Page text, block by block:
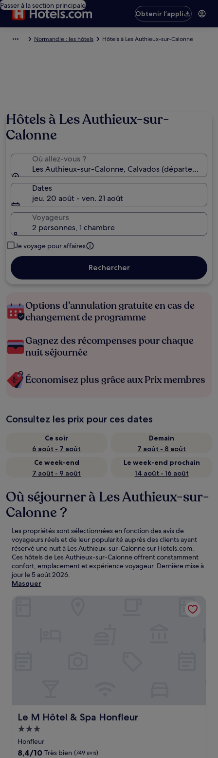
Passer à la section principale
Obtenir l’appli
Normandie : les hôtels Hôtels à Les Authieux-sur-Calonne
Hôtels à Les Authieux-sur-
Calonne
Où allez-vous ?
Les Authieux-sur-Calonne, Calvados (département),
Dates
jeu. 20 août - ven. 21 août
Voyageurs
2 personnes, 1 chambre
Je voyage pour affaires
Rechercher
Options d’annulation gratuite en cas de
changement de programme
Gagnez des récompenses pour chaque
nuit séjournée
Économisez plus grâce aux Prix membres
Consultez les prix pour ces dates
Ce soir
6 août - 7 août
Demain
7 août - 8 août
Ce week-end
7 août - 9 août
Le week-end prochain
14 août - 16 août
Où séjourner à Les Authieux-sur-
Calonne ?
Les propriétés sont sélectionnées en fonction des avis de
voyageurs réels et de leur popularité auprès des clients ayant
réservé une nuit à Les Authieux-sur-Calonne sur Hotels.com.
Ces hôtels de Les Authieux-sur-Calonne offrent constamment
confort, emplacement et expérience voyageur. Dernière mise à
jour le5 août 2026.
Masquer
Le M Hôtel & Spa Honfleur
Le M Hôtel & Spa Honfleur
Hébergement
3.0 étoiles
Honfleur
8.4
8,4/10 Très bien (749 avis)